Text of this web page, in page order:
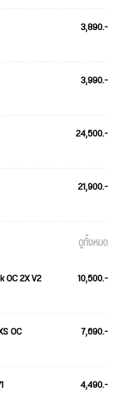
3,890.-
3,990.-
24,500.-
21,900.-
ดูทั้งหมด
OC 2X V2 10,500.-
OC 7,690.-
4,490.-